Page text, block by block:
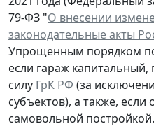
79-ФЗ "О внесении
законодательные акты
Упрощенным порядком
если гараж капитальный,
силу ГрК РФ (за
субъектов), а также, если
самовольной постройкой.